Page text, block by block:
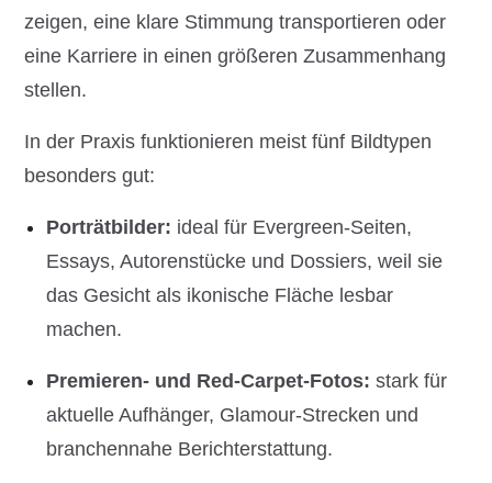
zeigen, eine klare Stimmung transportieren oder
eine Karriere in einen größeren Zusammenhang
stellen.
In der Praxis funktionieren meist fünf Bildtypen
besonders gut:
Porträtbilder: ideal für Evergreen-Seiten,
Essays, Autorenstücke und Dossiers, weil sie
das Gesicht als ikonische Fläche lesbar
machen.
Premieren- und Red-Carpet-Fotos: stark für
aktuelle Aufhänger, Glamour-Strecken und
branchennahe Berichterstattung.